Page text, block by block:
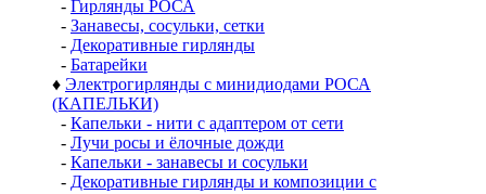
- Гирлянды РОСА
- Занавесы, сосульки, сетки
- Декоративные гирлянды
- Батарейки
♦ Электрогирлянды с минидиодами РОСА
(КАПЕЛЬКИ)
- Капельки - нити с адаптером от сети
- Лучи росы и ёлочные дожди
- Капельки - занавесы и сосульки
- Декоративные гирлянды и композиции с